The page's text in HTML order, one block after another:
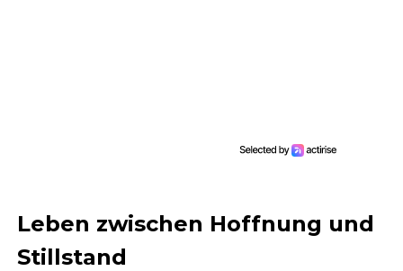
Leben zwischen Hoffnung und
Stillstand